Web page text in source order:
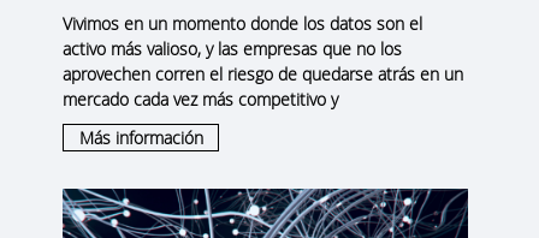
Vivimos en un momento donde los datos son el
activo más valioso, y las empresas que no los
aprovechen corren el riesgo de quedarse atrás en un
mercado cada vez más competitivo y
Más información